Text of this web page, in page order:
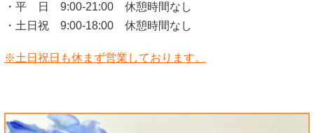
・平 日 9:00-21:00 休憩時間なし
・土日祝 9:00-18:00 休憩時間なし
※土日祝日も休まず営業しております。